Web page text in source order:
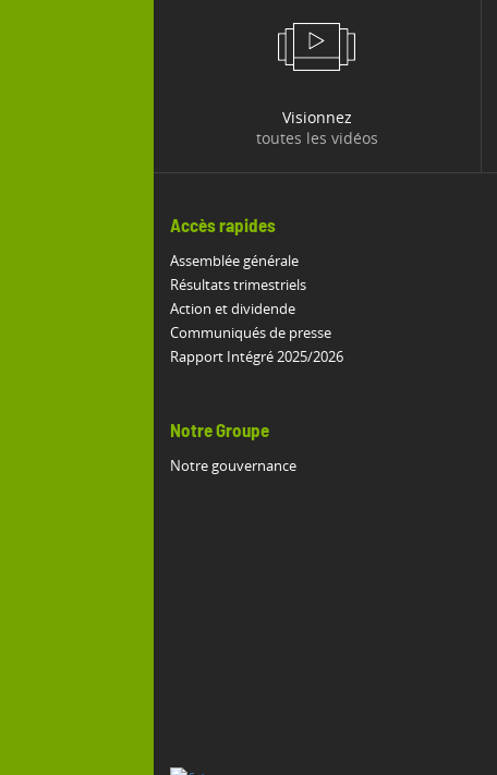
Visionnez
toutes les vidéos
Accès rapides
Assemblée générale
Résultats trimestriels
Action et dividende
Communiqués de presse
Rapport Intégré 2025/2026
Notre Groupe
Notre gouvernance